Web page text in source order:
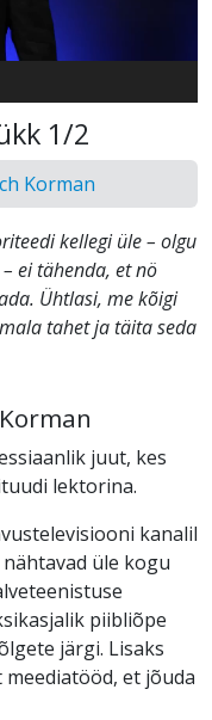
1/2
Korman
kellegi üle – olgu
ei tähenda, et nö
Ühtlasi, me kõigi
tahet ja täita seda
juut, kes
lektorina.
kanalil
üle kogu
piibliõpe
järgi. Lisaks
et jõuda